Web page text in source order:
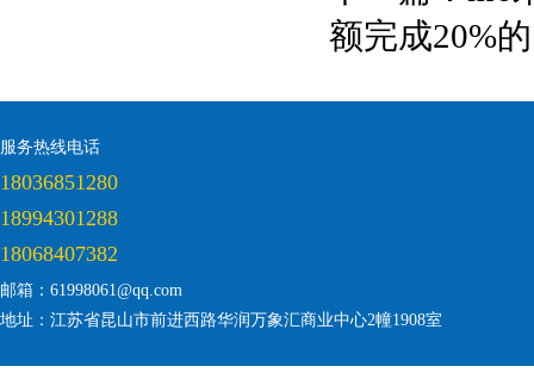
额完成20%
服务热线电话
18036851280
18994301288
18068407382
邮箱：61998061@qq.com
地址：江苏省昆山市前进西路华润万象汇商业中心2幢1908室